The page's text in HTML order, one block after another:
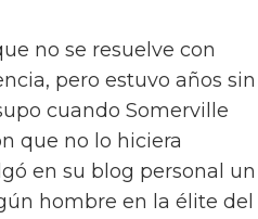
no se resuelve con
pero estuvo años sin
cuando Somerville
que no lo hiciera
en su blog personal un
hombre en la élite del